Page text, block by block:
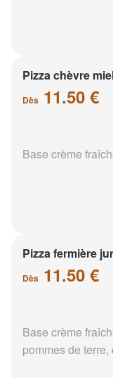
Pizza chèvre
Dès 11.50 €
Base crème
Pizza fermière
Dès 11.50 €
Base crème
pommes de